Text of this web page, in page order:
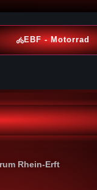
EBF - Motorrad
Rhein-Erft